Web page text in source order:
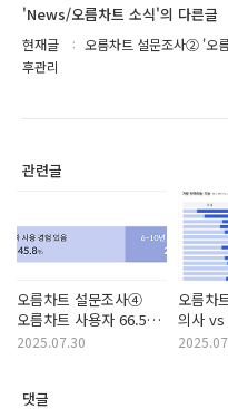
'News/오름차트 소식'의 다른글
현재글
오름차트 설문조사② '오
후관리
관련글
오름차트 설문조사④
오름차트 사용자 66.5%,
차트 적응기간 일주일
2025.07.30
오름차
의사 vs
오름차
댓글